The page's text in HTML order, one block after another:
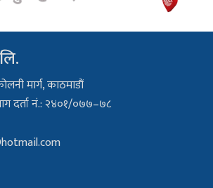
मार्ग, काठमाडौं
दर्ता नं.: २४०१/०७७–७८